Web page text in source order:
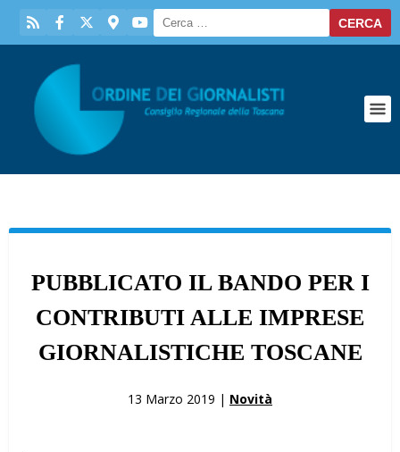
PUBBLICATO IL BANDO PER I
CONTRIBUTI ALLE IMPRESE
GIORNALISTICHE TOSCANE
13 Marzo 2019 | Novità